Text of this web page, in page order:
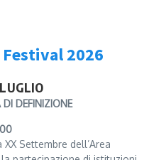
2026
DEFINIZIONE
Settembre dell’Area